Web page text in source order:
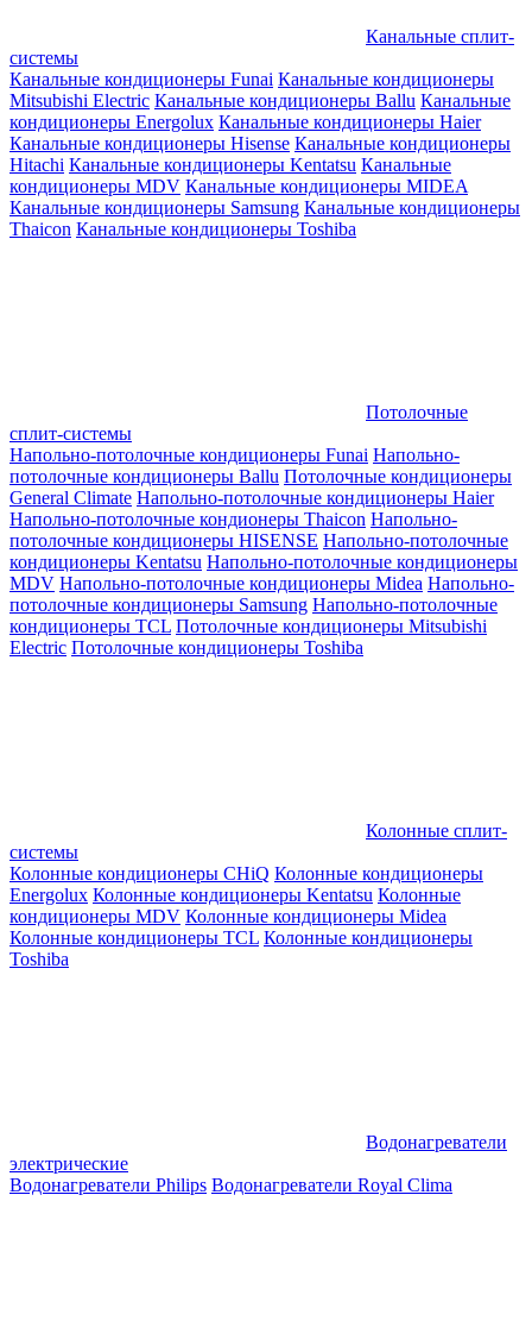
Канальные сплит-
системы
Канальные кондиционеры Funai Канальные кондиционеры
Mitsubishi Electric Канальные кондиционеры Ballu Канальные
кондиционеры Energolux Канальные кондиционеры Haier
Канальные кондиционеры Hisense Канальные кондиционеры
Hitachi Канальные кондиционеры Kentatsu Канальные
кондиционеры MDV Канальные кондиционеры MIDEA
Канальные кондиционеры Samsung Канальные кондиционеры
Thaicon Канальные кондиционеры Toshiba
Потолочные
сплит-системы
Напольно-потолочные кондиционеры Funai Напольно-
потолочные кондиционеры Ballu Потолочные кондиционеры
General Climate Напольно-потолочные кондиционеры Haier
Напольно-потолочные кондионеры Thaicon Напольно-
потолочные кондиционеры HISENSE Напольно-потолочные
кондиционеры Kentatsu Напольно-потолочные кондиционеры
MDV Напольно-потолочные кондиционеры Midea Напольно-
потолочные кондиционеры Samsung Напольно-потолочные
кондиционеры TCL Потолочные кондиционеры Mitsubishi
Electric Потолочные кондиционеры Toshiba
Колонные сплит-
системы
Колонные кондиционеры CHiQ Колонные кондиционеры
Energolux Колонные кондиционеры Kentatsu Колонные
кондиционеры MDV Колонные кондиционеры Midea
Колонные кондиционеры TCL Колонные кондиционеры
Toshiba
Водонагреватели
электрические
Водонагреватели Philips Водонагреватели Royal Clima